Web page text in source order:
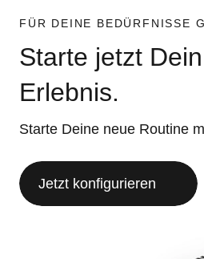
FÜR DEINE BEDÜRFNISSE
Starte jetzt
Erlebnis.
Starte Deine neue Routine
Jetzt konfigurieren